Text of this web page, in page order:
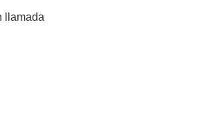
llamada